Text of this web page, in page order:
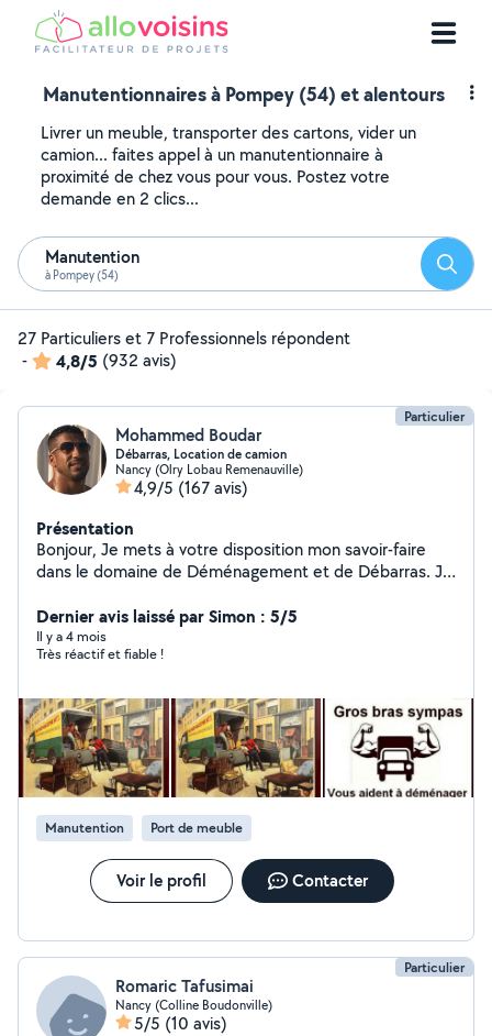
Manutentionnaires à Pompey (54) et alentours
Livrer un meuble, transporter des cartons, vider un
camion... faites appel à un manutentionnaire à
proximité de chez vous pour vous. Postez votre
demande en 2 clics...
Manutention
à Pompey (54)
27 Particuliers et 7 Professionnels répondent
-
4,8/5 (932 avis)
Particulier
Mohammed Boudar
Débarras, Location de camion
Nancy (Olry Lobau Remenauville)
4,9/5 (167 avis)
Présentation
Bonjour, Je mets à votre disposition mon savoir-faire
dans le domaine de Déménagement et de Débarras. Je
contacter pour plus d'infos. Bien cordialement.
Dernier avis laissé par Simon : 5/5
Il y a 4 mois
Très réactif et fiable !
Manutention Port de meuble
Voir le profil Contacter
Particulier
Romaric Tafusimai
Nancy (Colline Boudonville)
5/5 (10 avis)